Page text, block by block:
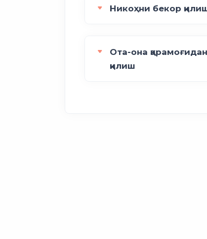
Никоҳни бекор
Ота-она
қилиш